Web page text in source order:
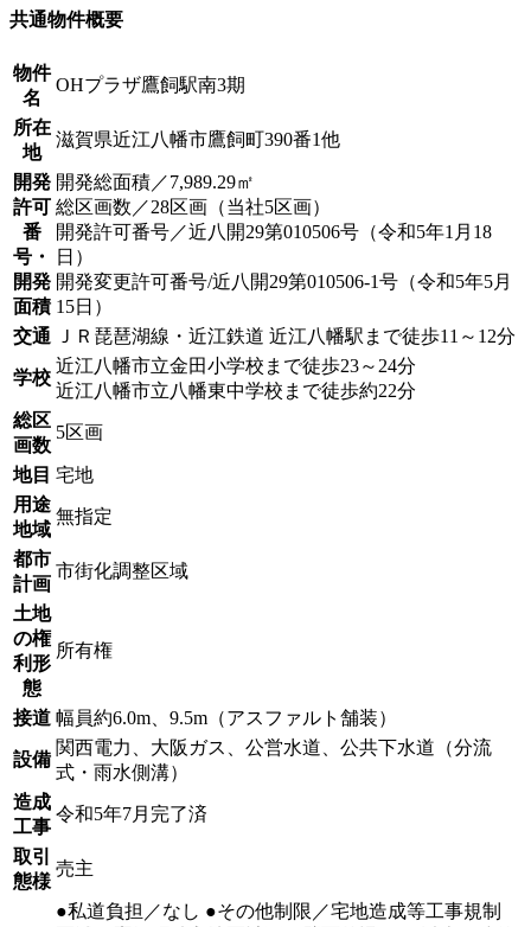
共通物件概要
物件
名
OHプラザ鷹飼駅南3期
所在
地
滋賀県近江八幡市鷹飼町390番1他
開発
許可
番
号・
開発
面積
開発総面積／7,989.29㎡
総区画数／28区画（当社5区画）
開発許可番号／近八開29第010506号（令和5年1月18
日）
開発変更許可番号/近八開29第010506-1号（令和5年5月
15日）
交通
ＪＲ琵琶湖線・近江鉄道 近江八幡駅まで徒歩11～12分
学校
近江八幡市立金田小学校まで徒歩23～24分
近江八幡市立八幡東中学校まで徒歩約22分
総区
画数
5区画
地目 宅地
用途
地域
無指定
都市
計画
市街化調整区域
土地
の権
利形
態
所有権
接道 幅員約6.0m、9.5m（アスファルト舗装）
設備
関西電力、大阪ガス、公営水道、公共下水道（分流
式・雨水側溝）
造成
工事
令和5年7月完了済
取引
態様
売主
●私道負担／なし ●その他制限／宅地造成等工事規制